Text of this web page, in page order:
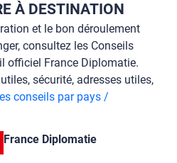
À DESTINATION
et le bon déroulement
consultez les Conseils
officiel France Diplomatie.
sécurité, adresses utiles,
conseils par pays /
France Diplomatie